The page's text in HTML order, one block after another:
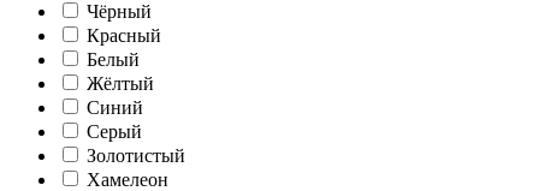
Чёрный
Красный
Белый
Жёлтый
Синий
Серый
Золотистый
Хамелеон